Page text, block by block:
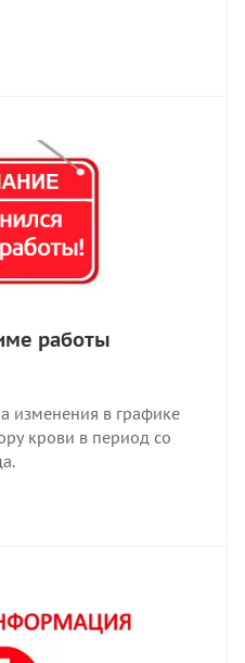
работы
изменения в графике
крови в период со